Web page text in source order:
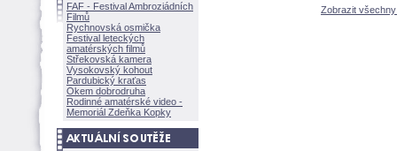
FAF - Festival Ambroziádních
Filmů
Rychnovská osmička
Festival leteckých
amatérských filmů
Střekovská kamera
Vysokovský kohout
Pardubický kraťas
Okem dobrodruha
Rodinné amatérské video -
Memoriál Zdeňka Kopky
Zobrazit